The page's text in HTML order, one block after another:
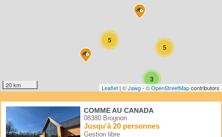
3
5
5
20 km Leaflet | © Jawg- © OpenStreetMapcontributors
COMME AU CANADA
08380 Brognon
Jusqu'à 20 personnes
Gestion libre